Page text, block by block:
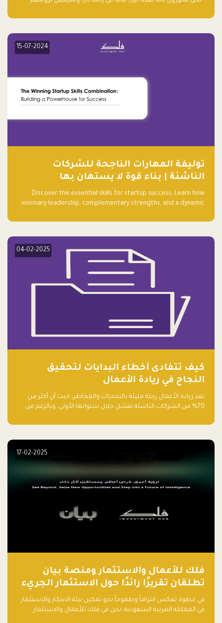
جيدًا لكوكبنا فحسب، بل إنه جيد أيضًا للأعمال”.
15-07-2024
توليفة المهارات الناجحة للشركات
الناشئة | بناء قوة لا يستهان بها
Discover the essential skills for startup success. Learn how
visionary leadership, complementary strengths, and a dynamic
elevate your startup! Follow us @FalakHub
04-02-2025
كيف تتفادى أخطاء البدايات لتحقيق
النجاح في ريادة الأعمال
تعد ريادة الأعمال رحلة مليئة بالتحديات والمخاطر، حيث أن أكثر من
70% من الشركات الناشئة تفشل خلال سنواتها الأولى. وبالرغم من
الكثيرون في بداية رحلتهم، وهي التي قد تعرقل نجاحهم. في هذا
17-02-2025
فلك للأعمال والاستثمار ومنصة بيان
تطلقان تقريرًا رائدًا حول الاستثمار الجريء
في الذكاء الاصطناعي بالمملكة العربية
السعودية
في خطوة تعكس التزاماً وطموحاً نحو تمكين بيئة الابتكار والاستثمار
في المملكة العربية السعودية, نحن في فلك للأعمال والاستثمار